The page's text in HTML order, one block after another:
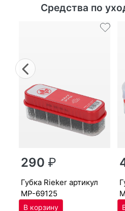
Средства по
Previous
290₽
губ­ка Ri­eker артикул
MP-69125